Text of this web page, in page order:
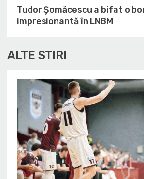
Tudor Șomăcescu a bifat o
impresionantă în LNBM
ALTE STIRI